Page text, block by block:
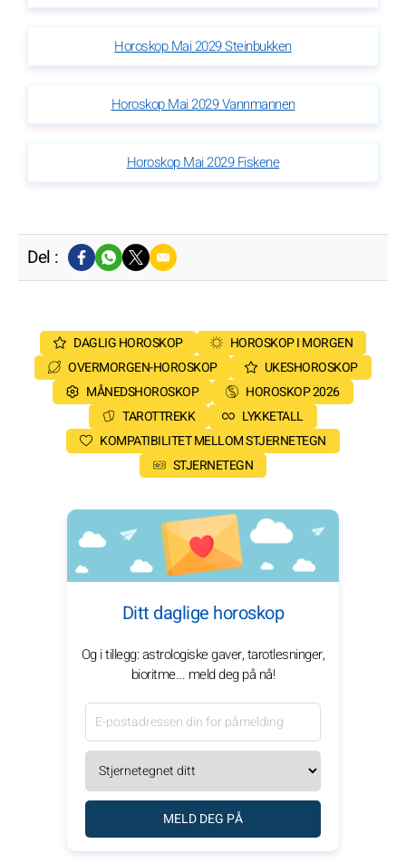
Horoskop Mai 2029 Steinbukken
Horoskop Mai 2029 Vannmannen
Horoskop Mai 2029 Fiskene
Del :
DAGLIG HOROSKOP
HOROSKOP I MORGEN
OVERMORGEN-HOROSKOP
UKESHOROSKOP
MÅNEDSHOROSKOP
HOROSKOP 2026
TAROTTREKK
LYKKETALL
KOMPATIBILITET MELLOM STJERNETEGN
STJERNETEGN
Ditt daglige horoskop
Og i tillegg: astrologiske gaver, tarotlesninger,
bioritme... meld deg på nå!
MELD DEG PÅ